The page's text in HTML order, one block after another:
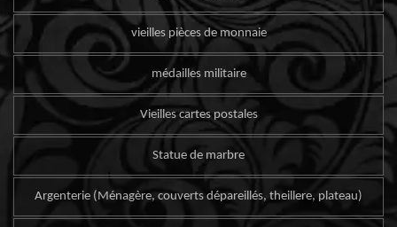
vieilles pièces de monnaie
médailles militaire
Vieilles cartes postales
Statue de marbre
Argenterie (Ménagère, couverts dépareillés, theillere, plateau)